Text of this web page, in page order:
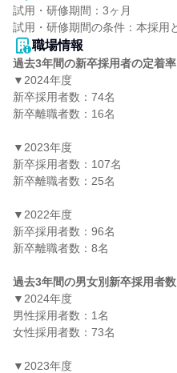
試用・研修期間：3ヶ月
職場情報
過去3年間の新卒採用者の定着率
▼2024年度
新卒採用者数：74名
新卒離職者数：16名
▼2023年度
新卒採用者数：107名
新卒離職者数：25名
▼2022年度
新卒採用者数：96名
新卒離職者数：8名
過去3年間の男女別新卒採用者数
▼2024年度
男性採用者数：1名
女性採用者数：73名
▼2023年度